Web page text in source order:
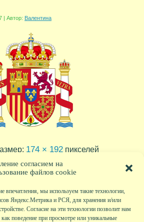
согласием на
файлов cookie
впечатления, мы используем такие технологии,
Яндекс.Метрика и РСЯ, для хранения и/или
Согласие на эти технологии позволит нам
поведение при просмотре или уникальные
| Автор: Валентина
174 × 192пикселей